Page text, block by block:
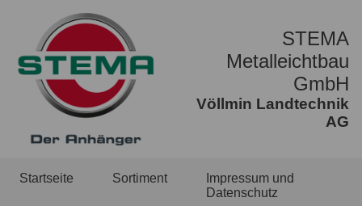
STEMA
Metalleichtbau
GmbH
Völlmin Landtechnik
AG
Startseite Sortiment
Impressum und
Datenschutz